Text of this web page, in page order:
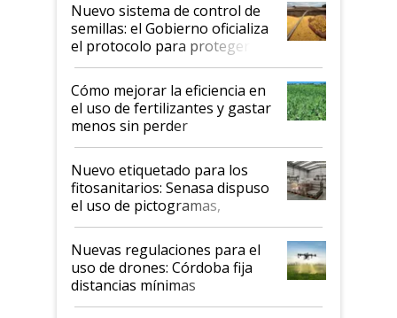
Nuevo sistema de control de
semillas: el Gobierno oficializa
el protocolo para proteger la
propiedad intelectual
Cómo mejorar la eficiencia en
el uso de fertilizantes y gastar
menos sin perder
productividad en la campaña
fina
Nuevo etiquetado para los
fitosanitarios: Senasa dispuso
el uso de pictogramas,
palabras de advertencia e
indicaciones
Nuevas regulaciones para el
uso de drones: Córdoba fija
distancias mínimas